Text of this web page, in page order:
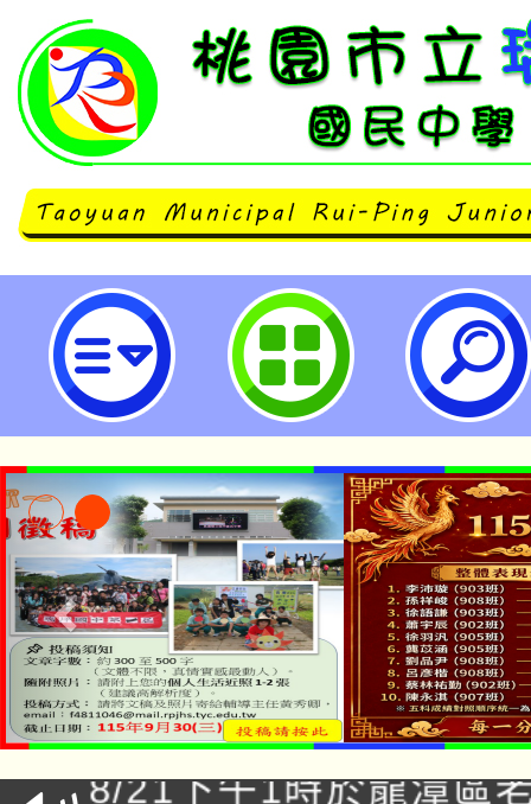
轉知113年公立國民中小學暨幼兒
他縣市相關規定及作業時程-桃園
「本色祭」8/29、30在
場熱烈登場!
8/21下午1時於龍潭區